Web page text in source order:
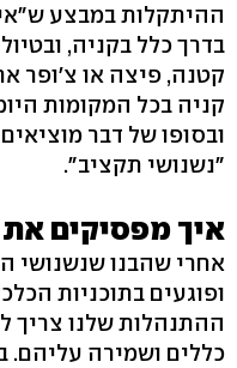
ההיתקלות במבצע
בדרך כלל בקניה,
קטנה, פיצה או צ'ופר
קניה בכל המקומות
ובסופו של דבר
"נשנושי תקציב".
איך מפסיקים
אחרי שהבנו שנשנושי
ופוגעים בתוכניות
ההתנהלות שלנו צריך
כללים ושמירה עליהם.